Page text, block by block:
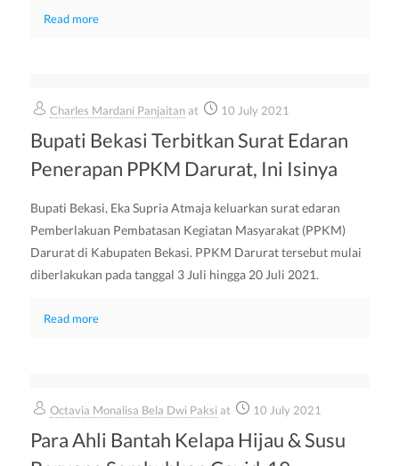
Read more
Charles Mardani Panjaitan at 10 July 2021
Bupati Bekasi Terbitkan Surat Edaran
Penerapan PPKM Darurat, Ini Isinya
Bupati Bekasi, Eka Supria Atmaja keluarkan surat edaran
Pemberlakuan Pembatasan Kegiatan Masyarakat (PPKM)
Darurat di Kabupaten Bekasi. PPKM Darurat tersebut mulai
diberlakukan pada tanggal 3 Juli hingga 20 Juli 2021.
Read more
Octavia Monalisa Bela Dwi Paksi at 10 July 2021
Para Ahli Bantah Kelapa Hijau & Susu